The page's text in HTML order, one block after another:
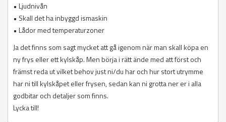
• Ljudnivån
• Skall det ha inbyggd ismaskin
• Lådor med temperaturzoner
Ja det finns som sagt mycket att gå igenom när man skall köpa en
ny frys eller ett kylskåp. Men börja i rätt ände med att först och
främst reda ut vilket behov just ni/du har och hur stort utrymme
har ni till kylskåpet eller frysen, sedan kan ni grotta ner er i alla
godbitar och detaljer som finns.
Lycka till!